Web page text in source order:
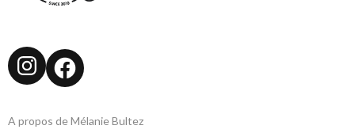
Instagram
Facebook
A propos de Mélanie Bultez